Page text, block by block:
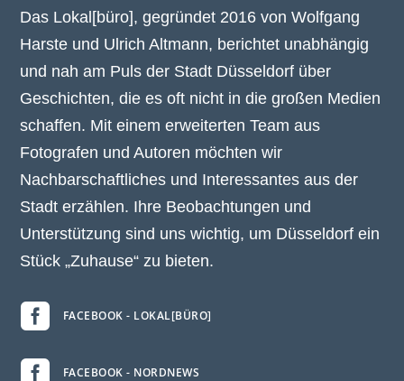
Das Lokal[büro], gegründet 2016 von Wolfgang
Harste und Ulrich Altmann, berichtet unabhängig
und nah am Puls der Stadt Düsseldorf über
Geschichten, die es oft nicht in die großen Medien
schaffen. Mit einem erweiterten Team aus
Fotografen und Autoren möchten wir
Nachbarschaftliches und Interessantes aus der
Stadt erzählen. Ihre Beobachtungen und
Unterstützung sind uns wichtig, um Düsseldorf ein
Stück „Zuhause“ zu bieten.
 FACEBOOK - LOKAL[BÜRO]
 FACEBOOK - NORDNEWS